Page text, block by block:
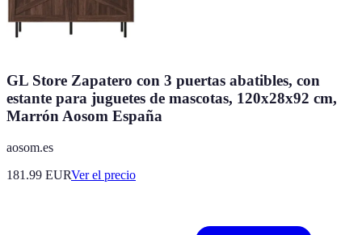
GL Store Zapatero con 3 puertas abatibles, con
estante para juguetes de mascotas, 120x28x92 cm,
Marrón Aosom España
aosom.es
181.99 EURVer el precio